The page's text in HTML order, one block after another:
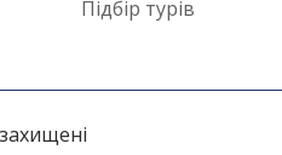
Підбір турів